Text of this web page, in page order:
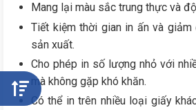
Mang lại màu sắc trung thực và
Tiết kiệm thời gian in ấn và
sản xuất.
Cho phép in số lượng nhỏ với
mà không gặp khó khăn.
Có thể in trên nhiều loại giấy